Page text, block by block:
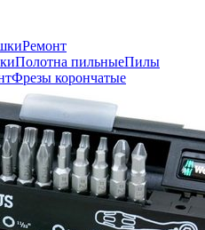
Ремонт
Полотна пильныеПилы
Фрезы корончатые